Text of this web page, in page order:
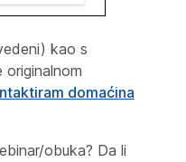
kao s
domaćina
obuka? Da li